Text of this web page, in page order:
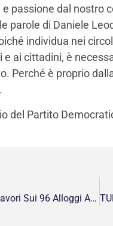
passione dal nostro
parole di Daniele
individua nei
ai cittadini, è
Perché è proprio
del Partito
Ater Provincia Roma: 7 Milioni Per Lavori Sui 96 Alloggi A Velletri